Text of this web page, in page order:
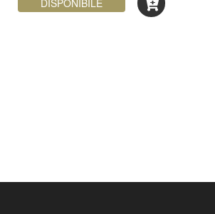
DISPONIBILE